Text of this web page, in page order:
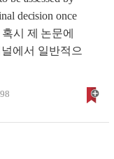
decision once
시 제 논문에
에서 일반적으